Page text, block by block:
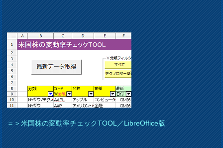
＝＞米国株の変動率チェックTOOL／LibreOffice版